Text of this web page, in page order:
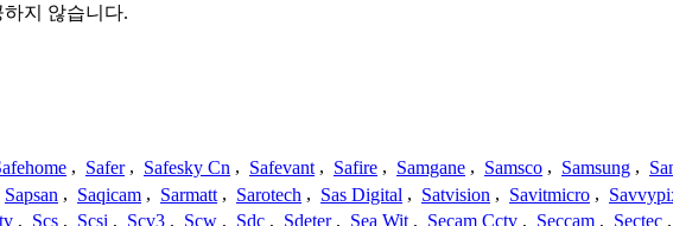
지 않습니다.
, Safer , Safesky Cn , Safevant , Safire , Samgane , Samsco , Samsung ,
Sapsan , Saqicam , Sarmatt , Sarotech , Sas Digital , Satvision , Savitmicro ,
, Scs , Scsi , Scv3 , Scw , Sdc , Sdeter , Sea Wit , Secam Cctv , Seccam , Sectec ,